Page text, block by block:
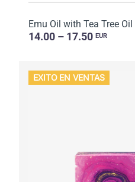
Emu Oil with Tea Tree Oil
14.00 – 17.50 EUR
EXITO EN VENTAS